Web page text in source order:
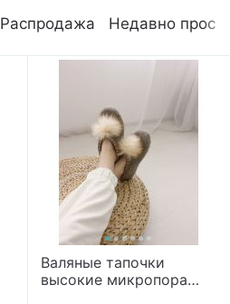
Распродажа Недавно
Валяные тапочки
высокие микропора